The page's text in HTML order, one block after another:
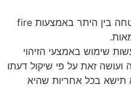
החברה נוקטת באמצעי אבטחה בין היתר באמצעות fire
שימוש באמצעי הזיהוי
ועושה זאת על פי שיקול דעתו
תישא בכל אחריות שהיא